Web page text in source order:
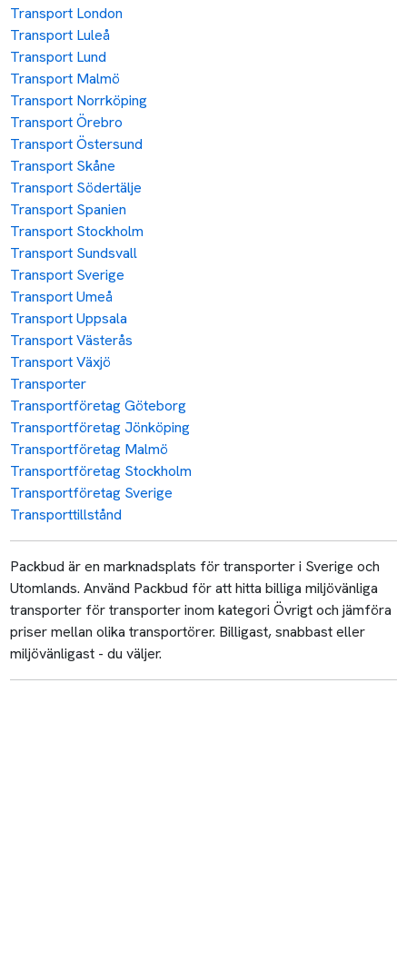
Transport London
Transport Luleå
Transport Lund
Transport Malmö
Transport Norrköping
Transport Örebro
Transport Östersund
Transport Skåne
Transport Södertälje
Transport Spanien
Transport Stockholm
Transport Sundsvall
Transport Sverige
Transport Umeå
Transport Uppsala
Transport Västerås
Transport Växjö
Transporter
Transportföretag Göteborg
Transportföretag Jönköping
Transportföretag Malmö
Transportföretag Stockholm
Transportföretag Sverige
Transporttillstånd
Packbud är en marknadsplats för transporter i Sverige och
Utomlands. Använd Packbud för att hitta billiga miljövänliga
transporter för transporter inom kategori Övrigt och jämföra
priser mellan olika transportörer. Billigast, snabbast eller
miljövänligast - du väljer.